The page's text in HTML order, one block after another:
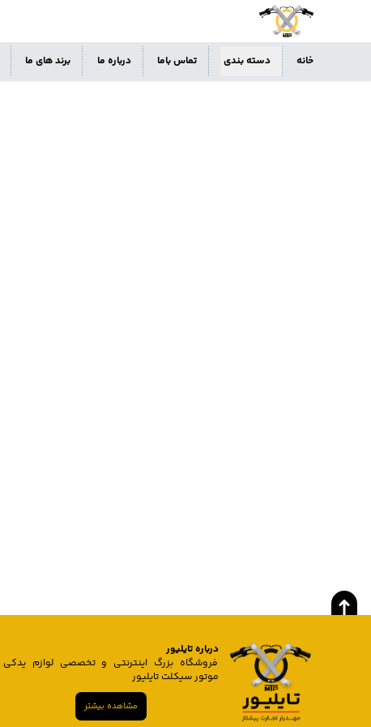
خانه دسته بندی تماس باما درباره ما برند های ما
درباره تایلیور
فروشگاه بزرگ اینترنتی و تخصصی لوازم یدکی
موتور سیکلت تایلیور
مشاهده بیشتر